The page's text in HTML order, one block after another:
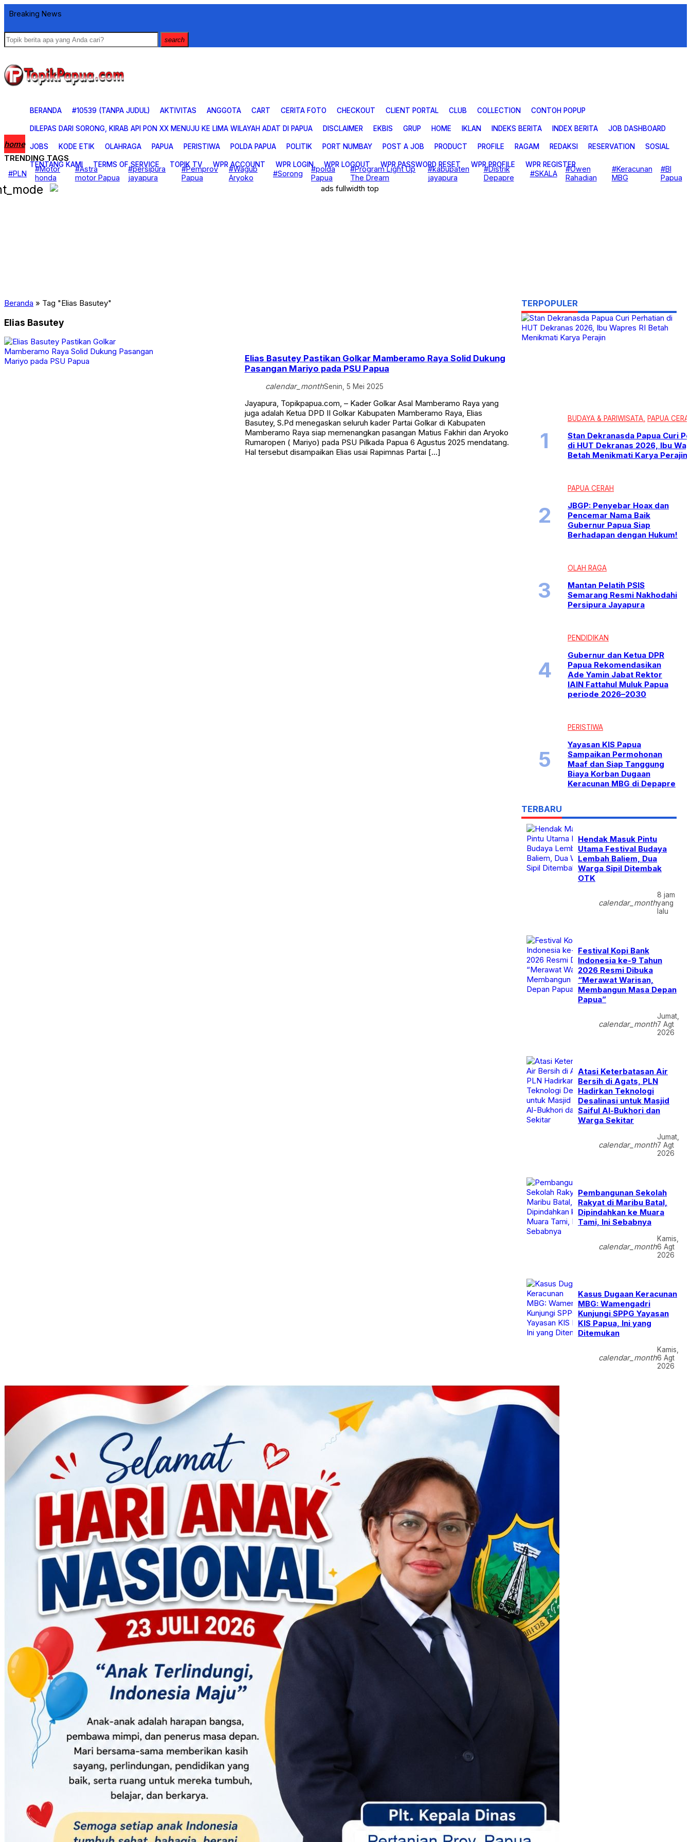
Breaking News
search
BERANDA #10539 (TANPA JUDUL) AKTIVITAS ANGGOTA CART CERITA FOTO CHECKOUT CLIENT PORTAL CLUB COLLECTION CONTOH POPUP
DILEPAS DARI SORONG, KIRAB API PON XX MENUJU KE LIMA WILAYAH ADAT DI PAPUA DISCLAIMER EKBIS GRUP HOME IKLAN INDEKS BERITA INDEX BERITA JOB DASHBOARD
JOBS KODE ETIK OLAHRAGA PAPUA PERISTIWA POLDA PAPUA POLITIK PORT NUMBAY POST A JOB PRODUCT PROFILE RAGAM REDAKSI RESERVATION SOSIAL
TENTANG KAMI TERMS OF SERVICE TOPIK TV WPR ACCOUNT WPR LOGIN WPR LOGOUT WPR PASSWORD RESET WPR PROFILE WPR REGISTER
home
Beranda
BUDAYA & PARIWISATA
CERITA FOTO
CERITA FOTO
Uncategorized
TRENDING TAGS
#PLN
#Motor
honda
#Astra
motor Papua
#persipura
jayapura
#Pemprov
Papua
#Wagub
Aryoko
#Sorong
#polda
Papua
#Program Light Up
The Dream
#kabupaten
jayapura
#Distrik
Depapre
#SKALA
#Owen
Rahadian
#Keracunan
MBG
#BI
Papua
Beranda » Tag "Elias Basutey"
Elias Basutey
Elias Basutey Pastikan Golkar Mamberamo Raya Solid Dukung
Pasangan Mariyo pada PSU Papua
calendar_monthSenin, 5 Mei 2025
Jayapura, Topikpapua.com, – Kader Golkar Asal Mamberamo Raya yang
juga adalah Ketua DPD II Golkar Kabupaten Mamberamo Raya, Elias
Basutey, S.Pd menegaskan seluruh kader Partai Golkar di Kabupaten
Mamberamo Raya siap memenangkan pasangan Matius Fakhiri dan Aryoko
Rumaropen ( Mariyo) pada PSU Pilkada Papua 6 Agustus 2025 mendatang.
Hal tersebut disampaikan Elias usai Rapimnas Partai […]
TERPOPULER
BUDAYA & PARIWISATA PAPUA
Stan Dekranasda Papua Curi
di HUT Dekranas 2026, Ibu
Betah Menikmati Karya Perajin
PAPUA CERAH
JBGP: Penyebar Hoax dan
Pencemar Nama Baik
Gubernur Papua Siap
Berhadapan dengan Hukum!
OLAH RAGA
Mantan Pelatih PSIS
Semarang Resmi Nakhodahi
Persipura Jayapura
PENDIDIKAN
Gubernur dan Ketua DPR
Papua Rekomendasikan
Ade Yamin Jabat Rektor
IAIN Fattahul Muluk Papua
periode 2026–2030
PERISTIWA
Yayasan KIS Papua
Sampaikan Permohonan
Maaf dan Siap Tanggung
Biaya Korban Dugaan
Keracunan MBG di Depapre
TERBARU
Hendak Masuk Pintu
Utama Festival Budaya
Lembah Baliem, Dua
Warga Sipil Ditembak
OTK
calendar_month
8 jam
yang
lalu
Festival Kopi Bank
Indonesia ke-9 Tahun
2026 Resmi Dibuka
“Merawat Warisan,
Membangun Masa Depan
Papua”
calendar_month
Jumat,
7 Agt
2026
Atasi Keterbatasan Air
Bersih di Agats, PLN
Hadirkan Teknologi
Desalinasi untuk Masjid
Saiful Al-Bukhori dan
Warga Sekitar
calendar_month
Jumat,
7 Agt
2026
Pembangunan Sekolah
Rakyat di Maribu Batal,
Dipindahkan ke Muara
Tami, Ini Sebabnya
calendar_month
Kamis,
6 Agt
2026
Kasus Dugaan Keracunan
MBG: Wamengadri
Kunjungi SPPG Yayasan
KIS Papua, Ini yang
Ditemukan
calendar_month
Kamis,
6 Agt
2026